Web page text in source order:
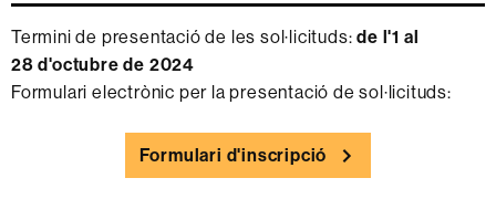
Termini de presentació de les sol·licituds:de l'1 al
28 d'octubre de 2024
Formulari electrònic per la presentació de sol·licituds:
Formulari d'inscripció